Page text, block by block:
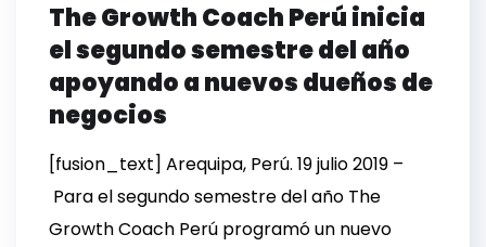
The Growth Coach Perú inicia
el segundo semestre del año
apoyando a nuevos dueños de
negocios
[fusion_text] Arequipa, Perú. 19 julio 2019 –
Para el segundo semestre del año The
Growth Coach Perú programó un nuevo